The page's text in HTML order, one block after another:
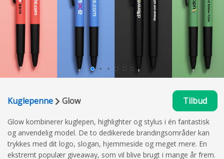
Kuglepenne Glow Tilbud
Glow kombinerer kuglepen, highlighter og stylus i én fantastisk
og anvendelig model. De to dedikerede brandingsområder kan
trykkes med dit logo, slogan, hjemmeside og meget mere. En
ekstremt populær giveaway, som vil blive brugt i mange år frem.